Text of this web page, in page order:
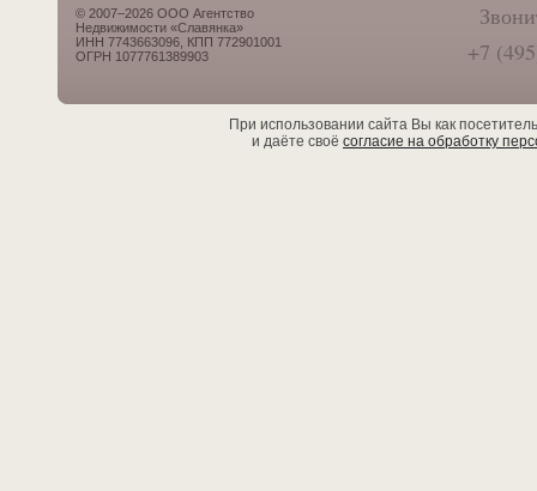
© 2007–2026 ООО Агентство
Недвижимости «Славянка»
ИНН 7743663096, КПП 772901001
ОГРН 1077761389903
+7
При использовании сайта Вы как
и даёте своё согласие на обработку